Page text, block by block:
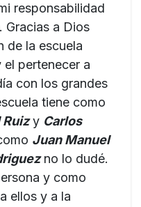
responsabilidad
Gracias a Dios
de la escuela
el pertenecer a
con los grandes
tiene como
y Carlos
Juan Manuel
no lo dudé.
y como
ellos y a la